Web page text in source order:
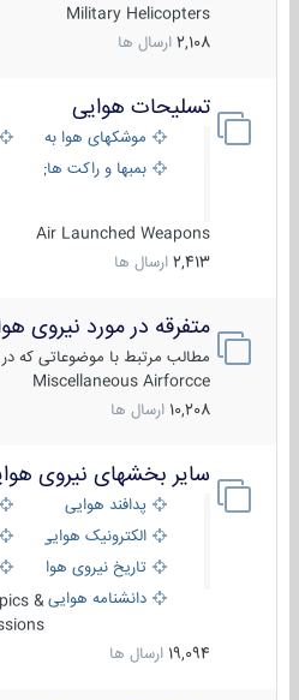
Military Helicopters
2,108 ارسال ها
تسلیحات هوایی
موشکهای هوا به هوا
بمبها و راکت های هوایی
Air Launched Weapons
2,413 ارسال ها
متفرقه در مورد نیروی
مطالب مرتبط با موضوعاتی که در
Miscellaneous Airforcce
10,208 ارسال ها
سایر بخشهای نیروی
پدافند هوایی
الکترونیک هوایی
تاریخ نیروی هوایی
دانشنامه هوایی&
19,094 ارسال ها